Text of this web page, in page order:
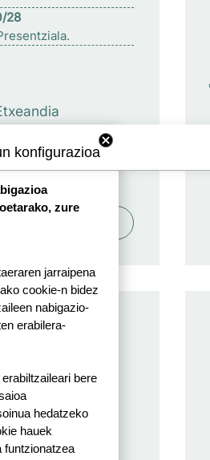
28
Irekita
konfigurazioa
zure
jarraipena
cookie-n bidez
nabigazio-
erabilera-
bere
hedatzeko
hauek
funtzionatzea